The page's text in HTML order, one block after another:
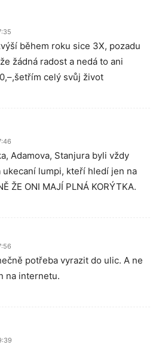
během roku sice 3X, pozadu
žádná radost a nedá to ani
celý svůj život
Adamova, Stanjura byli vždy
ukecaní lumpi, kteří hledí jen na
ŽE ONI MAJÍ PLNÁ KORÝTKA.
potřeba vyrazit do ulic. A ne
na internetu.